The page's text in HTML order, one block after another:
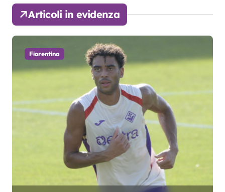
Articoli in evidenza
Fiorentina